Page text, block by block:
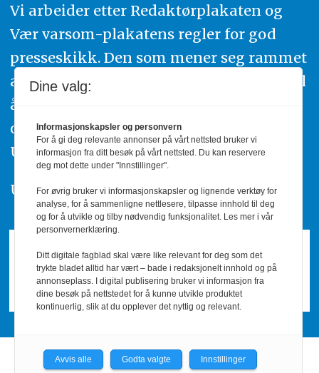
Vi arbeider etter Redaktørplakaten og
Vær varsom-plakatens regler for god
presseskikk. Den som mener seg rammet
av urettmessig publisering, oppfordres til
å ta kontakt med redaksjonen. Du kan
også klage inn saker til Pressens Faglige
Utvalg,www.pfu.no.
Utgiver: PBL
Dine valg:
Informasjonskapsler og personvern
For å gi deg relevante annonser på vårt nettsted bruker vi
informasjon fra ditt besøk på vårt nettsted. Du kan reservere
deg mot dette under "Innstillinger".
For øvrig bruker vi informasjonskapsler og lignende verktøy for
analyse, for å sammenligne nettlesere, tilpasse innhold til deg
og for å utvikle og tilby nødvendig funksjonalitet. Les mer i vår
personvernerklæring.
Ditt digitale fagblad skal være like relevant for deg som det
trykte bladet alltid har vært – bade i redaksjonelt innhold og på
annonseplass. I digital publisering bruker vi informasjon fra
dine besøk på nettstedet for å kunne utvikle produktet
kontinuerlig, slik at du opplever det nyttig og relevant.
Avvis alle Godta valgte Innstillinger